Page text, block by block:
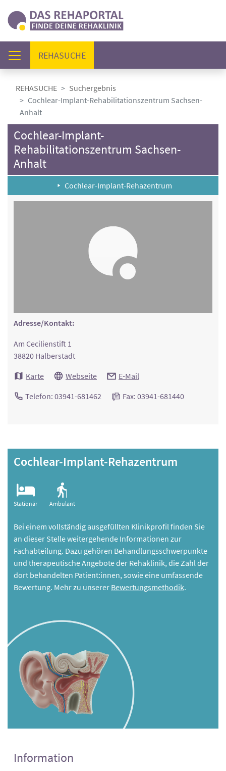
REHASUCHE(AKTUELL)
REHASUCHE
Suchergebnis
Cochlear-Implant-Rehabilitationszentrum Sachsen-
Anhalt
Cochlear-Implant-
Rehabilitationszentrum Sachsen-
Anhalt
Cochlear-Implant-Rehazentrum
Adresse/Kontakt:
Am Cecilienstift 1
38820 Halberstadt
Karte
Webseite E-Mail
Telefon: 03941-681462 Fax: 03941-681440
Cochlear-Implant-Rehazentrum
Stationär Ambulant
Bei einem vollständig ausgefüllten Klinikprofil finden Sie
an dieser Stelle weitergehende Informationen zur
Fachabteilung. Dazu gehören Behandlungsschwerpunkte
und therapeutische Angebote der Rehaklinik, die Zahl der
dort behandelten Patient:innen, sowie eine umfassende
Bewertung. Mehr zu unserer Bewertungsmethodik.
Information